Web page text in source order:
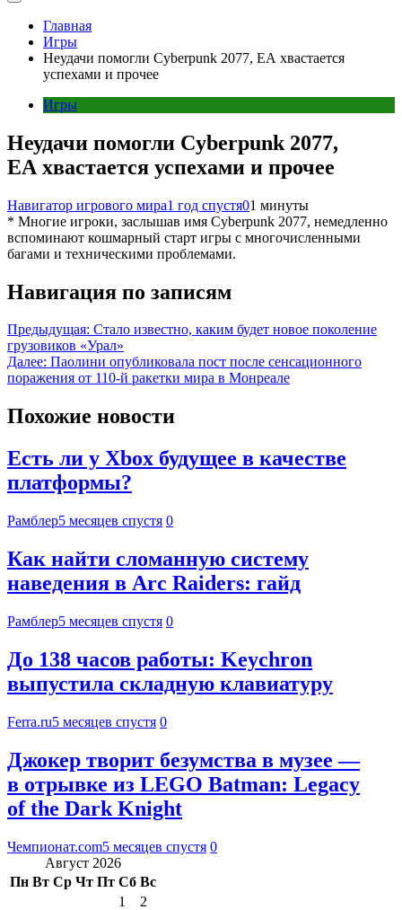
Главная
Игры
Неудачи помогли Cyberpunk 2077, ЕА хвастается
успехами и прочее
Игры
Неудачи помогли Cyberpunk 2077,
ЕА хвастается успехами и прочее
Навигатор игрового мира1 год спустя01 минуты
* Многие игроки, заслышав имя Cyberpunk 2077, немедленно
вспоминают кошмарный старт игры с многочисленными
багами и техническими проблемами.
Навигация по записям
Предыдущая: Стало известно, каким будет новое поколение
грузовиков «Урал»
Далее: Паолини опубликовала пост после сенсационного
поражения от 110-й ракетки мира в Монреале
Похожие новости
Есть ли у Xbox будущее в качестве
платформы?
Рамблер5 месяцев спустя 0
Как найти сломанную систему
наведения в Arc Raiders: гайд
Рамблер5 месяцев спустя 0
До 138 часов работы: Keychron
выпустила складную клавиатуру
Ferra.ru5 месяцев спустя 0
Джокер творит безумства в музее —
в отрывке из LEGO Batman: Legacy
of the Dark Knight
Чемпионат.com5 месяцев спустя 0
Август 2026
Пн Вт Ср Чт Пт Сб Вс
1
2